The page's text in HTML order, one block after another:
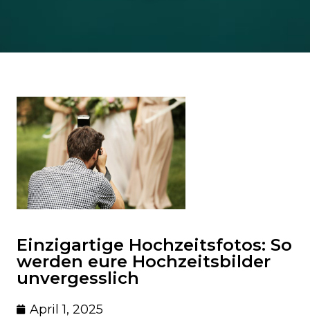
Einzigartige Hochzeitsfotos: So
werden eure Hochzeitsbilder
unvergesslich
April 1, 2025